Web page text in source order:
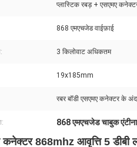
प्लास्टिक रबड़ + एसएमए
868 एमएचजेड वाईफ़ाई
3 किलोवाट अधिकतम
19x185mm
रबर बॉडी एसएमए कनेक्टर के
868 एमएचजेड चाबुक एंटीना
कनेक्टर 868mhz आवृत्ति 5 डीबी